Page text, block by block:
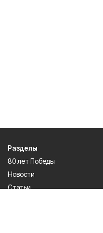
Разделы
80 лет Победы
Новости
Статьи